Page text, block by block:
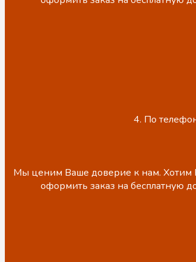
4. По
Мы ценим Ваше доверие к нам. Хотим
оформить заказ на бесплатную